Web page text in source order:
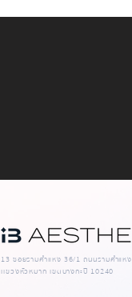
13 ซอยรามคำแหง 36/1 ถนนรามคำแหง
เเขวงหัวหมาก เขตบางกะปิ 10240